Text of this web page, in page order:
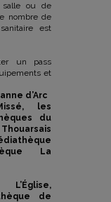
ou de
nombre de
est
un pass
et
d’Arc
les
du
La
de